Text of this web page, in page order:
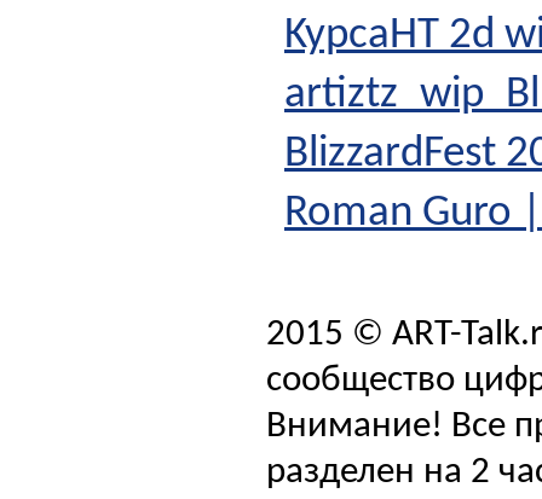
KypcaHT 2d
BlizzardFest
Roman Guro
2015 © ART-
сообщество
Внимание! Все
разделен на 2